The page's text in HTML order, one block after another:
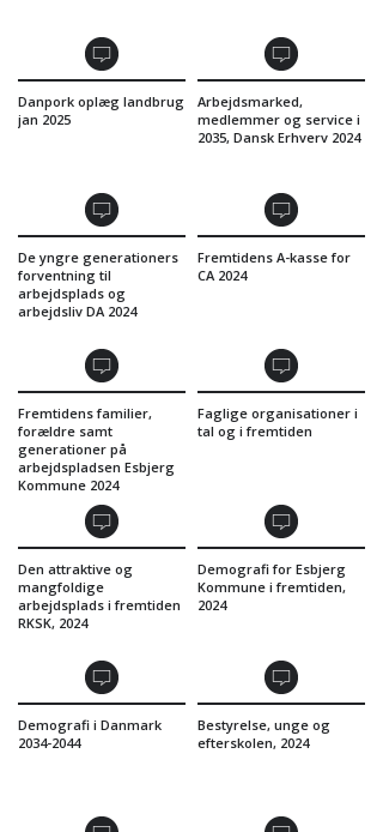
Danpork oplæg landbrug
jan 2025
Arbejdsmarked,
medlemmer og service i
2035, Dansk Erhverv 2024
De yngre generationers
forventning til
arbejdsplads og
arbejdsliv DA 2024
Fremtidens A-kasse for
CA 2024
Fremtidens familier,
forældre samt
generationer på
arbejdspladsen Esbjerg
Kommune 2024
Faglige organisationer i
tal og i fremtiden
Den attraktive og
mangfoldige
arbejdsplads i fremtiden
RKSK, 2024
Demografi for Esbjerg
Kommune i fremtiden,
2024
Demografi i Danmark
2034-2044
Bestyrelse, unge og
efterskolen, 2024